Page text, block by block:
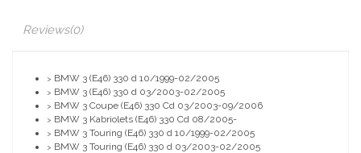
Reviews(0)
> BMW 3 (E46) 330 d 10/1999-02/2005
> BMW 3 (E46) 330 d 03/2003-02/2005
> BMW 3 Coupe (E46) 330 Cd 03/2003-09/2006
> BMW 3 Kabriolets (E46) 330 Cd 08/2005-
> BMW 3 Touring (E46) 330 d 10/1999-02/2005
> BMW 3 Touring (E46) 330 d 03/2003-02/2005